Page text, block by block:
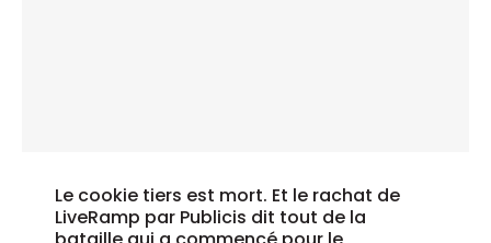
Le cookie tiers est mort. Et le rachat de
LiveRamp par Publicis dit tout de la